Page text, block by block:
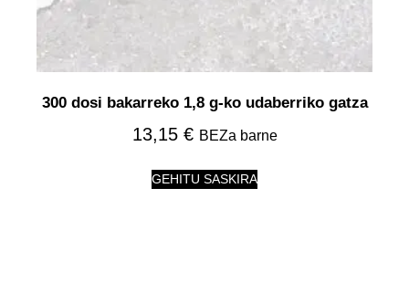
300 dosi bakarreko 1,8 g-ko udaberriko gatza
13,15 € BEZa barne
GEHITU SASKIRA